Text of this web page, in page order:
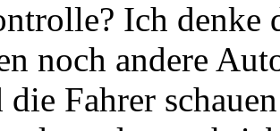
Ich denke
noch andere
die Fahrer